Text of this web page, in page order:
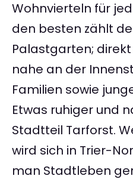
Wohnvierteln für
den besten zählt
Palastgarten;
nahe an der
Familien sowie
Etwas ruhiger und
Stadtteil Tarforst.
wird sich in Trier-
man Stadtleben